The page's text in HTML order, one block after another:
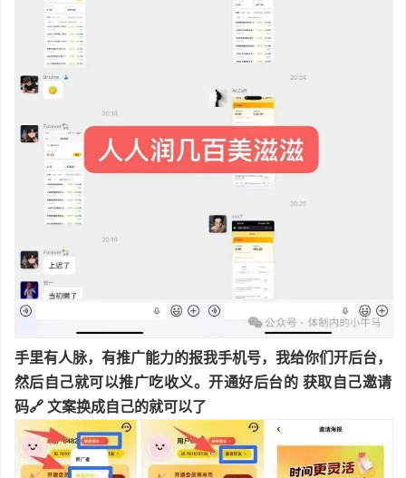
手里有人脉，有推广能力的报我手机号，我给你们开后台，
然后自己就可以推广吃收义。开通好后台的 获取自己邀请
码🔗 文案换成自己的就可以了